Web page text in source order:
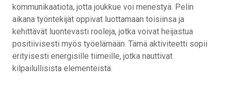
kommunikaatiota, jotta joukkue voi menestyä. Pelin
aikana työntekijät oppivat luottamaan toisiinsa ja
kehittävät luontevasti rooleja, jotka voivat heijastua
positiivisesti myös työelämään. Tämä aktiviteetti sopii
erityisesti energisille tiimeille, jotka nauttivat
kilpailullisista elementeistä.